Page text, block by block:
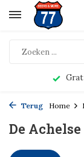
Terug Home
De